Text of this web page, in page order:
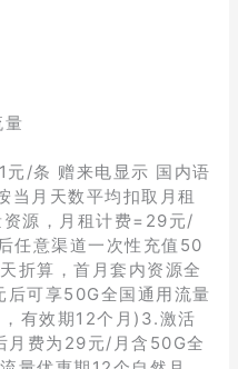
/条 赠来电显示 国内语
当月天数平均扣取月租
源，月租计费=29元/
任意渠道一次性充值50
折算，首月套内资源全
可享50G全国通用流量
有效期12个月)3.激活
月费为29元/月含50G全